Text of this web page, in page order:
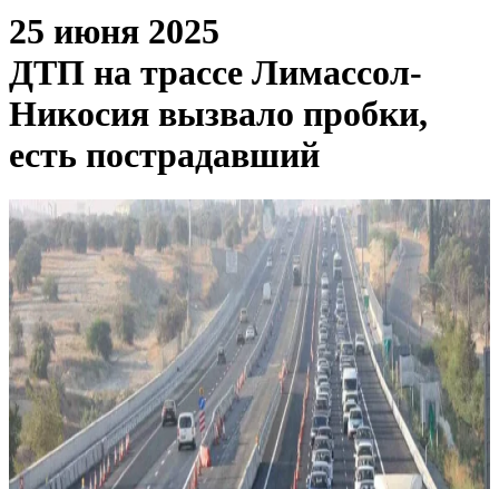
25 июня 2025
ДТП на трассе Лимассол-
Никосия вызвало пробки,
есть пострадавший